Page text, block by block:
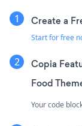
Create a
Start for free
Copia
Food
Your code